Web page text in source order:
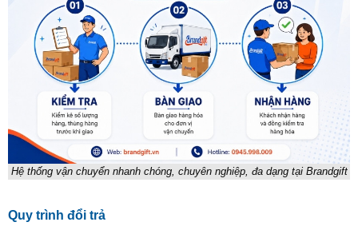
Hệ thống vận chuyển nhanh chóng, chuyên nghiệp, đa dạng tại Brandgift
Quy trình đổi trả